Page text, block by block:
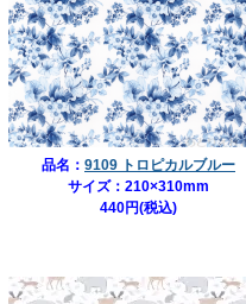
品名： 9109 トロピカルブルー
サイズ：210×310mm
440円(税込)